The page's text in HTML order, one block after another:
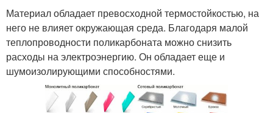
Материал обладает превосходной термостойкостью, на
него не влияет окружающая среда. Благодаря малой
теплопроводности поликарбоната можно снизить
расходы на электроэнергию. Он обладает еще и
шумоизолирующими способностями.